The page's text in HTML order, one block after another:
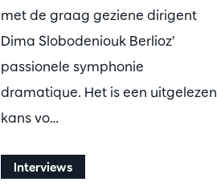
met de graag geziene dirigent
Dima Slobodeniouk Berlioz’
passionele symphonie
dramatique. Het is een uitgelezen
kans vo…
Interviews